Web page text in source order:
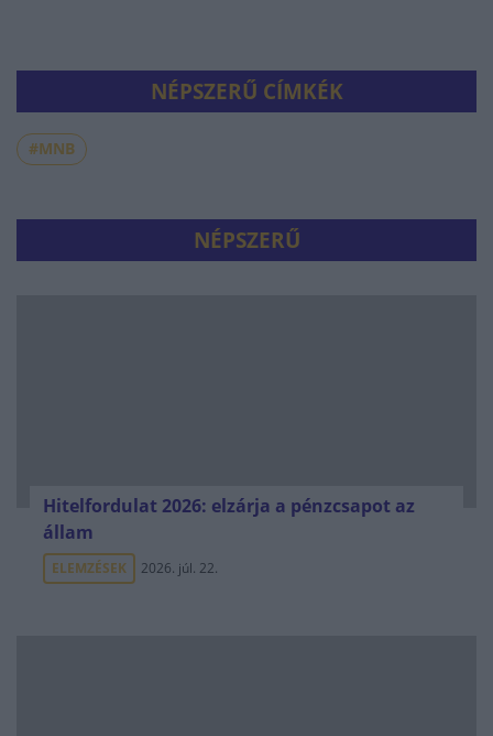
NÉPSZERŰ CÍMKÉK
#MNB
NÉPSZERŰ
Hitelfordulat 2026: elzárja a pénzcsapot az
állam
ELEMZÉSEK 2026. júl. 22.